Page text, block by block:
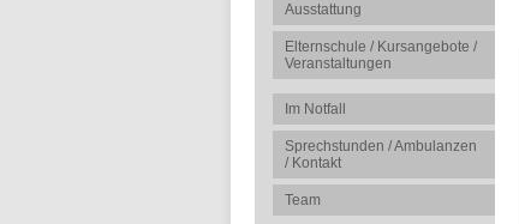
Ausstattung
Elternschule / Kursangebote /
Veranstaltungen
Im Notfall
Sprechstunden / Ambulanzen
/ Kontakt
Team